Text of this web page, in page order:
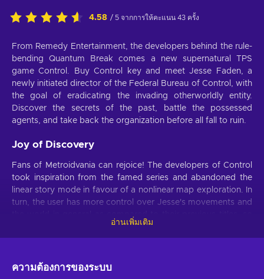
4.58 / 5 จากการให้คะแนน 43 ครั้ง
From Remedy Entertainment, the developers behind the rule-
bending Quantum Break comes a new supernatural TPS
game Control. Buy Control key and meet Jesse Faden, a
newly initiated director of the Federal Bureau of Control, with
the goal of eradicating the invading otherworldly entity.
Discover the secrets of the past, battle the possessed
agents, and take back the organization before all fall to ruin.
Joy of Discovery
Fans of Metroidvania can rejoice! The developers of Control
took inspiration from the famed series and abandoned the
linear story mode in favour of a nonlinear map exploration. In
turn, the user has more control over Jesse's movements and
any fortunate or dooming turns are in the player's hands.
Buy Control key and find out for yourself that freedom is not
อ่านเพิ่มเติม
ความต้องการของระบบ